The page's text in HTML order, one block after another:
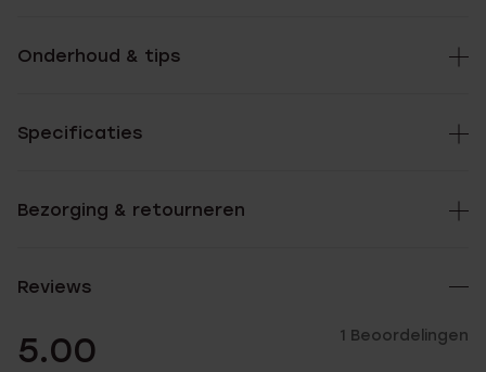
Onderhoud & tips
Specificaties
Bezorging & retourneren
Reviews
5.00 1 Beoordelingen